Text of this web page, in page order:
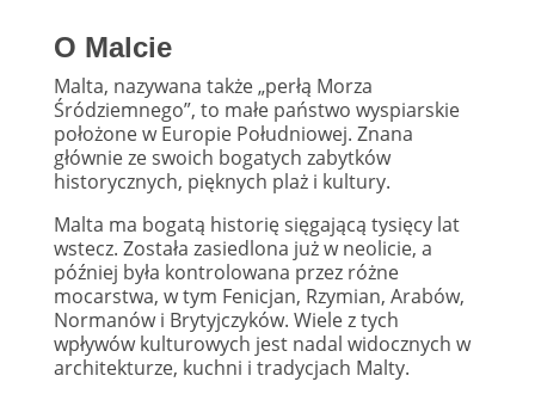
O Malcie
Malta, nazywana także „perłą Morza
Śródziemnego”, to małe państwo wyspiarskie
położone w Europie Południowej. Znana
głównie ze swoich bogatych zabytków
historycznych, pięknych plaż i kultury.
Malta ma bogatą historię sięgającą tysięcy lat
wstecz. Została zasiedlona już w neolicie, a
później była kontrolowana przez różne
mocarstwa, w tym Fenicjan, Rzymian, Arabów,
Normanów i Brytyjczyków. Wiele z tych
wpływów kulturowych jest nadal widocznych w
architekturze, kuchni i tradycjach Malty.